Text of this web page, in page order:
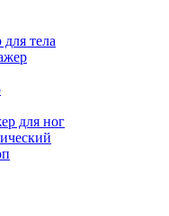
тела
для ног